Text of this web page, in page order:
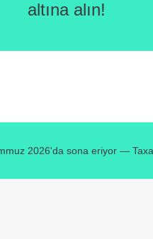
altına alın!
2026'da sona eriyor —